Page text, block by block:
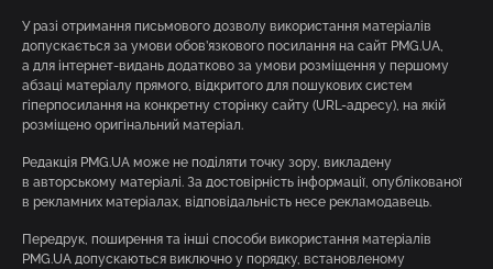
У разі отримання письмового дозволу використання матеріалів
допускається за умови обов’язкового посилання на сайт PMG.UA,
а для інтернет-видань додатково за умови розміщення у першому
абзаці матеріалу прямого, відкритого для пошукових систем
гіперпосилання на конкретну сторінку сайту (URL-адресу), на якій
розміщено оригінальний матеріал.
Редакція PMG.UA може не поділяти точку зору, викладену
в авторському матеріалі. За достовірність інформації, опублікованої
в рекламних матеріалах, відповідальність несе рекламодавець.
Передрук, поширення та інші способи використання матеріалів
PMG.UA допускаються виключно у порядку, встановленому